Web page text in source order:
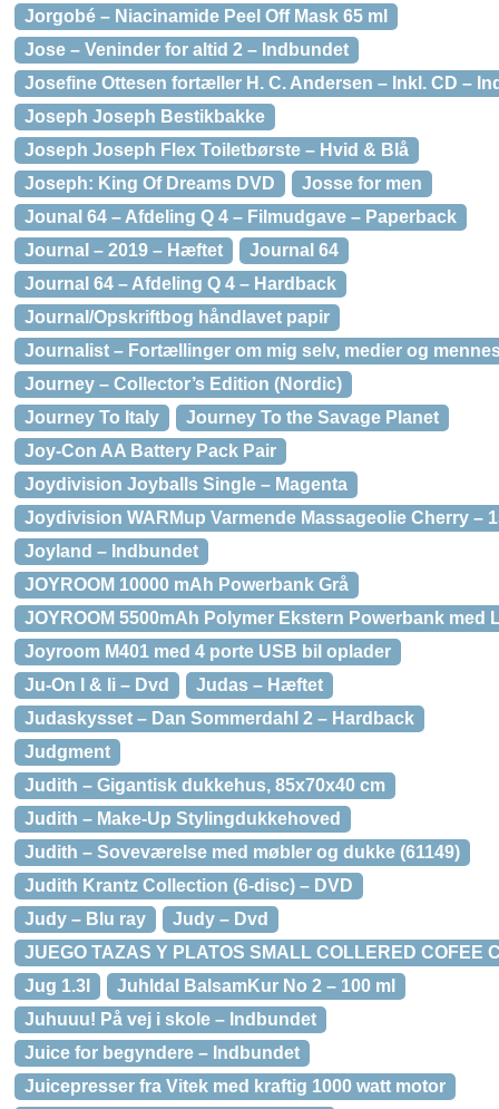
Jorgobé – Niacinamide Peel Off Mask 65 ml
Jose – Veninder for altid 2 – Indbundet
Josefine Ottesen fortæller H. C. Andersen – Inkl. CD –
Joseph Joseph Bestikbakke
Joseph Joseph Flex Toiletbørste – Hvid & Blå
Joseph: King Of Dreams DVD
Josse for men
Jounal 64 – Afdeling Q 4 – Filmudgave – Paperback
Journal – 2019 – Hæftet
Journal 64
Journal 64 – Afdeling Q 4 – Hardback
Journal/Opskriftbog håndlavet papir
Journalist – Fortællinger om mig selv, medier og
Journey – Collector’s Edition (Nordic)
Journey To Italy
Journey To the Savage Planet
Joy-Con AA Battery Pack Pair
Joydivision Joyballs Single – Magenta
Joydivision WARMup Varmende Massageolie Cherry –
Joyland – Indbundet
JOYROOM 10000 mAh Powerbank Grå
JOYROOM 5500mAh Polymer Ekstern Powerbank med
Joyroom M401 med 4 porte USB bil oplader
Ju-On I & Ii – Dvd
Judas – Hæftet
Judaskysset – Dan Sommerdahl 2 – Hardback
Judgment
Judith – Gigantisk dukkehus, 85x70x40 cm
Judith – Make-Up Stylingdukkehoved
Judith – Soveværelse med møbler og dukke (61149)
Judith Krantz Collection (6-disc) – DVD
Judy – Blu ray
Judy – Dvd
JUEGO TAZAS Y PLATOS SMALL COLLERED COFEE
Jug 1.3l
Juhldal BalsamKur No 2 – 100 ml
Juhuuu! På vej i skole – Indbundet
Juice for begyndere – Indbundet
Juicepresser fra Vitek med kraftig 1000 watt motor